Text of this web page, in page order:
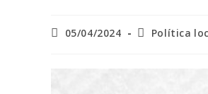
Post05/04/2024
Categoria
Política